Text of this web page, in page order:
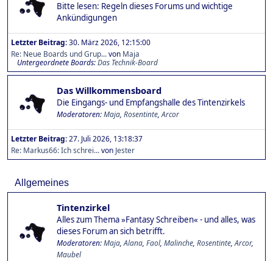
Bitte lesen: Regeln dieses Forums und wichtige
Ankündigungen
Letzter Beitrag:30. März 2026, 12:15:00
Re: Neue Boards und Grup...von Maja
Untergeordnete Boards Das Technik-Board
Das Willkommensboard
Die Eingangs- und Empfangshalle des Tintenzirkels
Moderatoren:Maja, Rosentinte,Arcor
Letzter Beitrag:27. Juli 2026, 13:18:37
Re: Markus66: Ich schrei...von Jester
Allgemeines
Tintenzirkel
Alles zum Thema »Fantasy Schreiben« - und alles, was
dieses Forum an sich betrifft.
Moderatoren:Maja,Alana, Faol, Malinche, Rosentinte,Arcor,
Maubel